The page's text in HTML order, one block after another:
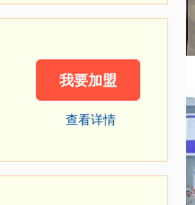
我要加盟
查看详情